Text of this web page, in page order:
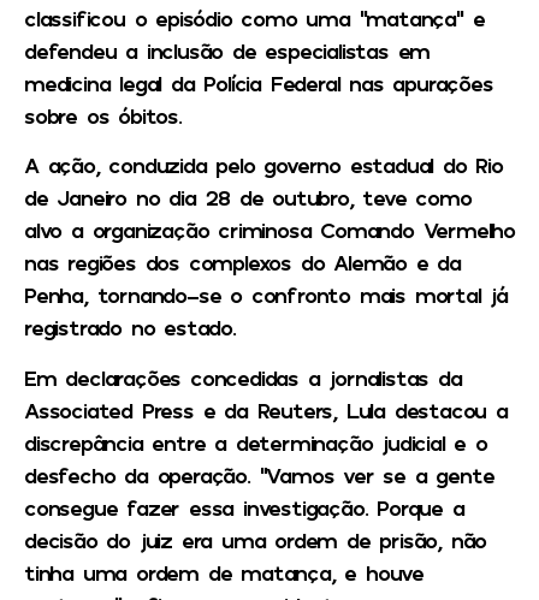
classificou o episódio como uma “matança” e
defendeu a inclusão de especialistas em
medicina legal da Polícia Federal nas apurações
sobre os óbitos.
A ação, conduzida pelo governo estadual do Rio
de Janeiro no dia 28 de outubro, teve como
alvo a organização criminosa Comando Vermelho
nas regiões dos complexos do Alemão e da
Penha, tornando-se o confronto mais mortal já
registrado no estado.
Em declarações concedidas a jornalistas da
Associated Press e da Reuters, Lula destacou a
discrepância entre a determinação judicial e o
desfecho da operação. “Vamos ver se a gente
consegue fazer essa investigação. Porque a
decisão do juiz era uma ordem de prisão, não
tinha uma ordem de matança, e houve